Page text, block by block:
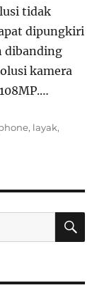
tidak
dipungkiri
dibanding
kamera
, layak,